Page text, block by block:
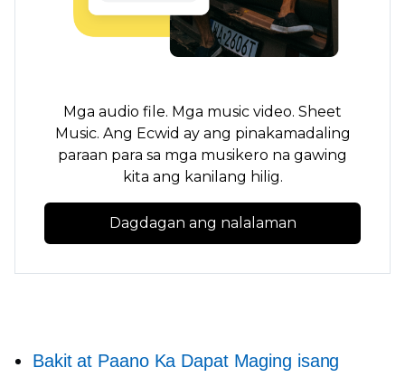
Mga audio file. Mga music video. Sheet
Music. Ang Ecwid ay ang pinakamadaling
paraan para sa mga musikero na gawing
kita ang kanilang hilig.
Dagdagan ang nalalaman
Bakit at Paano Ka Dapat Maging isang